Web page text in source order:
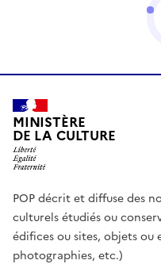
MINISTÈRE
DE LA CULTURE
POP décrit et diffuse des
culturels étudiés ou
édifices ou sites, objets ou
photographies, etc.)